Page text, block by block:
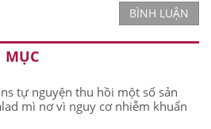
BÌNH LUẬN
MỤC
tự nguyện thu hồi một số sản
mì nơ vì nguy cơ nhiễm khuẩn